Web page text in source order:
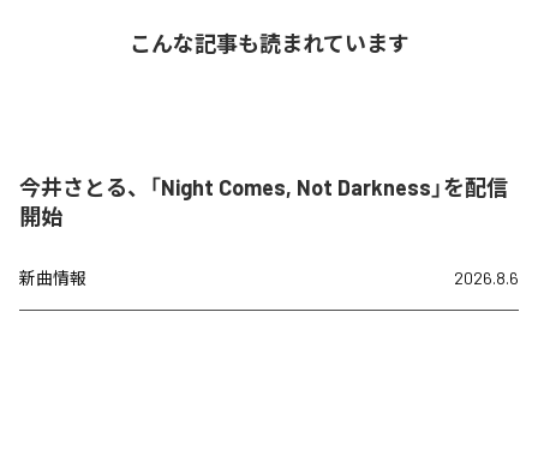
こんな記事も読まれています
今井さとる、「Night Comes, Not Darkness」を配信
開始
新曲情報 2026.8.6